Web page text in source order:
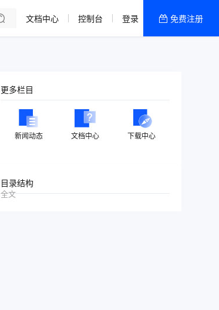
美国高防2区[推荐]
文档中心 控制台 登录 免费注册
更多栏目
新闻动态 文档中心 下载中心
目录结构
全文